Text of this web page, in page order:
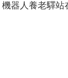
小央視頻 小央直
機器人養老驛站